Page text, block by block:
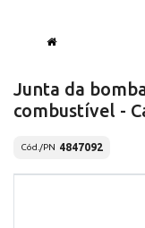
Junta da
combustível -
Cód./PN 4847092